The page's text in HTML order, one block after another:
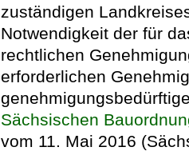
zuständigen
Notwendigkeit der für
rechtlichen
erforderlichen
Sächsischen
vom 11. Mai 2016